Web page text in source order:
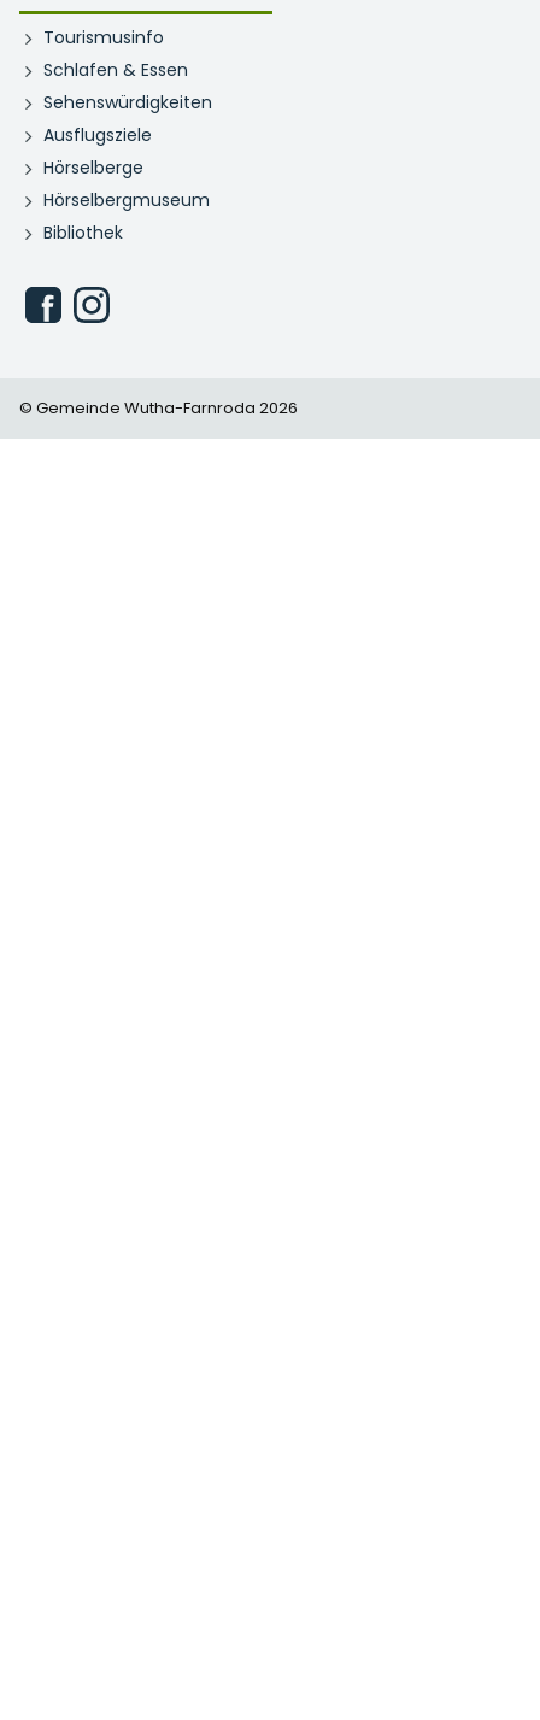
Tourismusinfo
Schlafen & Essen
Sehenswürdigkeiten
Ausflugsziele
Hörselberge
Hörselbergmuseum
Bibliothek
© Gemeinde Wutha-Farnroda 2026